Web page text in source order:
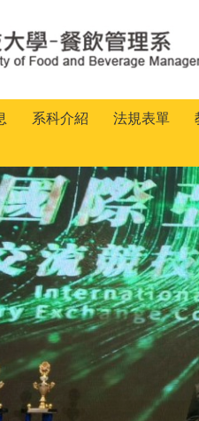
系科介紹 法規表單